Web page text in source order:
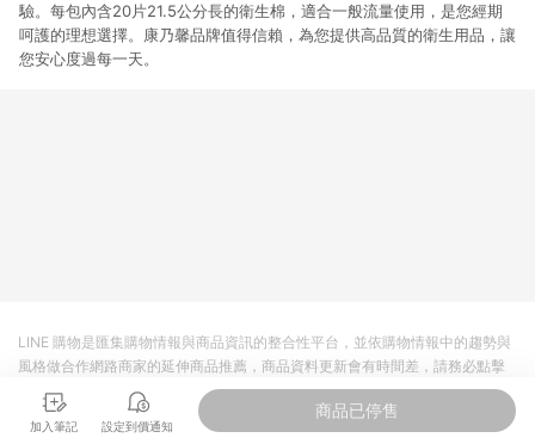
驗。每包內含20片21.5公分長的衛生棉，適合一般流量使用，是您經期
呵護的理想選擇。康乃馨品牌值得信賴，為您提供高品質的衛生用品，讓
您安心度過每一天。
加入筆記 設定到價通知
商品已停售
LINE 購物是匯集購物情報與商品資訊的整合性平台，並依購物情報中的趨勢與
風格做合作網路商家的延伸商品推薦，商品資料更新會有時間差，請務必點擊
商品至各合作網路商家，確認現售價與購物條件，一切資訊以合作廠商網頁為
準。